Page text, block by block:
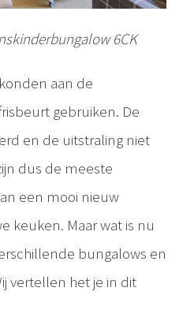
6CK
aan de
gebruiken. De
en de uitstraling niet
dus de meeste
een mooi nieuw
keuken. Maar wat is nu
bungalows en
vertellen het je in dit